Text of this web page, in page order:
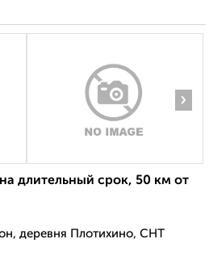
›
длительный срок, 50 км от
деревня Плотихино, СНТ